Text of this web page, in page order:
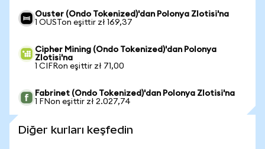
Ouster (Ondo Tokenized)'dan Polonya Zlotisi'na
1 OUSTon eşittir zł 169,37
Cipher Mining (Ondo Tokenized)'dan Polonya
Zlotisi'na
1 CIFRon eşittir zł 71,00
Fabrinet (Ondo Tokenized)'dan Polonya Zlotisi'na
1 FNon eşittir zł 2.027,74
Diğer kurları keşfedin